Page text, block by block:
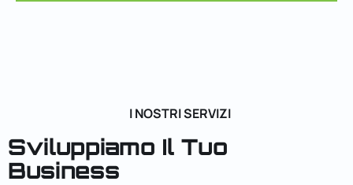
I NOSTRI SERVIZI
Sviluppiamo Il Tuo
Business